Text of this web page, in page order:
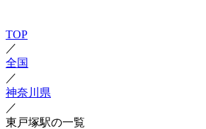
TOP
／
全国
／
神奈川県
／
東戸塚駅の一覧